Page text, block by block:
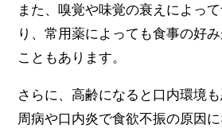
また、嗅覚や味覚の衰えによっ
り、常用薬によっても食事の好
こともあります。
さらに、高齢になると口内環境
周病や口内炎で食欲不振の原因に